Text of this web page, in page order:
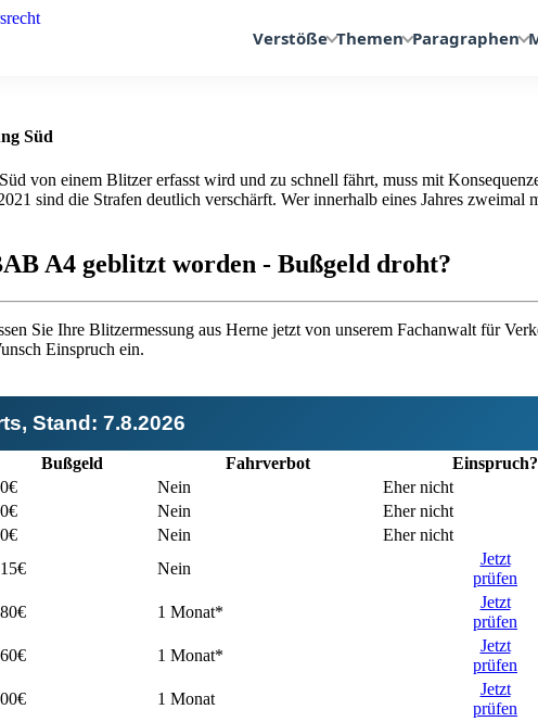
Verstöße Themen Paragraphen
Süd
von einem Blitzer erfasst wird und zu schnell fährt, muss mit
sind die Strafen deutlich verschärft. Wer innerhalb eines Jahres
A4 geblitzt worden - Bußgeld droht?
Sie Ihre Blitzermessung aus Herne jetzt von unserem Fachanwalt für
Einspruch ein.
Stand: 7.8.2026
Buß­geld Fahr­verbot
Einspruch?
Nein
Eher nicht
Nein
Eher nicht
Nein
Eher nicht
Nein
Jetzt
prüfen
1 Monat*
Jetzt
prüfen
1 Monat*
Jetzt
prüfen
1 Monat
Jetzt
prüfen